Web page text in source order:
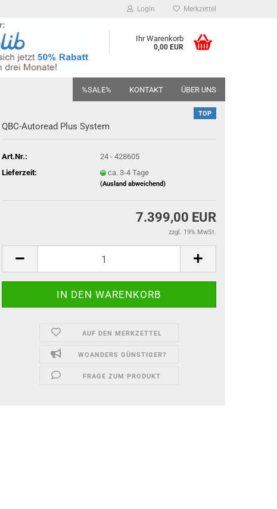
Login Merkzettel
Ihr Warenkorb
0,00 EUR
%SALE% KONTAKT ÜBER UNS
TOP
QBC-​Autoread Plus Sys­tem
Art.Nr.:
24 - 428605
Lieferzeit:
ca. 3-4 Tage
(Ausland abweichend)
7.399,00 EUR
zzgl. 19% MwSt.
AUF DEN MERKZETTEL
WOANDERS GÜNSTIGER?
FRAGE ZUM PRODUKT